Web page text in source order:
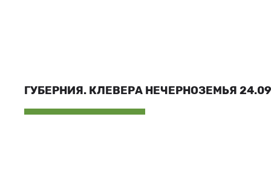
ГУБЕРНИЯ. КЛЕВЕРА НЕЧЕРНОЗЕМЬЯ